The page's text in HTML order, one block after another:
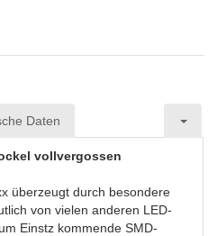
Daten
vollvergossen
überzeugt durch besondere
von vielen anderen LED-
Einstz kommende SMD-